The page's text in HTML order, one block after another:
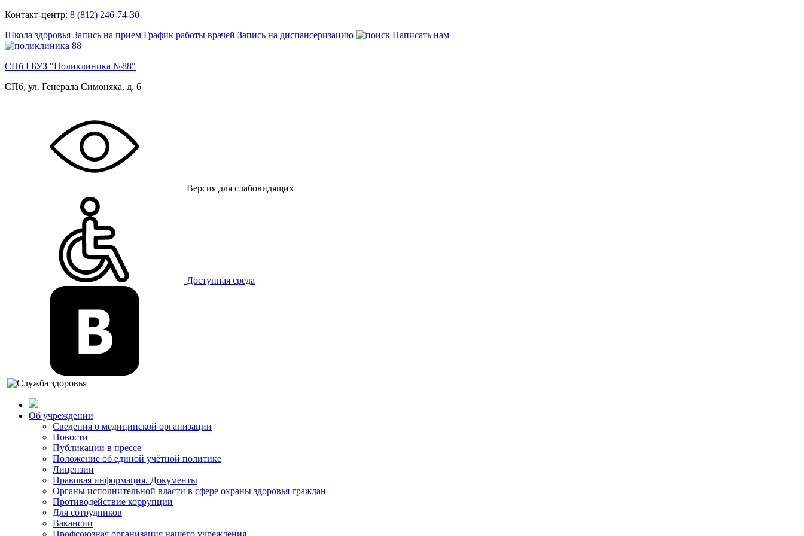
Контакт-центр: 8 (812) 246-74-30
Школа здоровья Запись на прием График работы врачей Запись на диспансеризацию Написать нам
СПб ГБУЗ "Поликлиника №88"
СПб, ул. Генерала Симоняка, д. 6
Версия для слабовидящих
Доступная среда
Об учреждении
Сведения о медицинской организации
Новости
Публикации в прессе
Положение об единой учётной политике
Лицензии
Правовая информация. Документы
Органы исполнительной власти в сфере охраны здоровья граждан
Противодействие коррупции
Для сотрудников
Вакансии
Профсоюзная организация нашего учреждения